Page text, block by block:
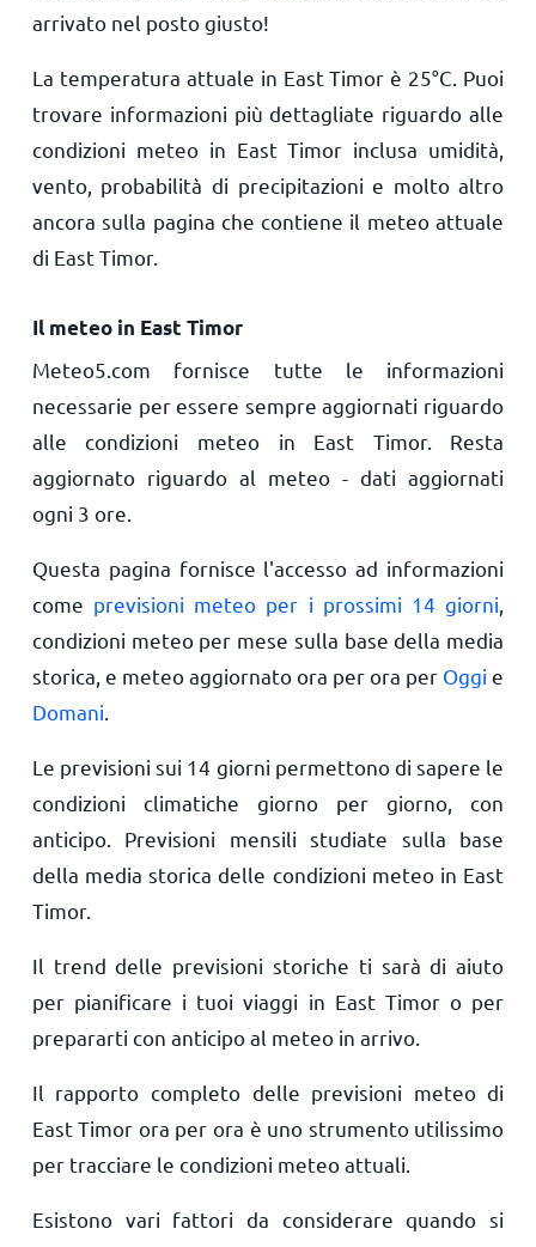
arrivato nel posto giusto!
La temperatura attuale in East Timor è 25°C . Puoi
trovare informazioni più dettagliate riguardo alle
condizioni meteo in East Timor inclusa umidità,
vento, probabilità di precipitazioni e molto altro
ancora sulla pagina che contiene il meteo attuale
di East Timor.
Il meteo in East Timor
Meteo5.com fornisce tutte le informazioni
necessarie per essere sempre aggiornati riguardo
alle condizioni meteo in East Timor. Resta
aggiornato riguardo al meteo - dati aggiornati
ogni 3 ore.
Questa pagina fornisce l'accesso ad informazioni
come previsioni meteo per i prossimi 14 giorni
condizioni meteo per mese sulla base della media
storica, e meteo aggiornato ora per ora per Oggi e
Domani
Le previsioni sui 14 giorni permettono di sapere le
condizioni climatiche giorno per giorno, con
anticipo. Previsioni mensili studiate sulla base
della media storica delle condizioni meteo in East
Timor.
Il trend delle previsioni storiche ti sarà di aiuto
per pianificare i tuoi viaggi in East Timor o per
prepararti con anticipo al meteo in arrivo.
Il rapporto completo delle previsioni meteo di
East Timor ora per ora è uno strumento utilissimo
per tracciare le condizioni meteo attuali.
Esistono vari fattori da considerare quando si